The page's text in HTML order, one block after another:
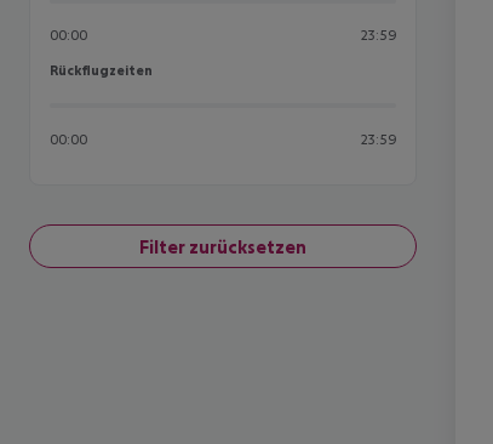
00:00 23:59
Rückflugzeiten
Rückflugzeiten
00:00 23:59
Filter zurücksetzen